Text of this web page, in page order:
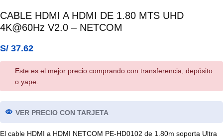
CABLE HDMI A HDMI DE 1.80 MTS UHD
4K@60Hz V2.0 – NETCOM
S/ 37.62
Este es el mejor precio comprando con transferencia, depósito
o yape.
VER PRECIO CON TARJETA
El cable HDMI a HDMI NETCOM PE-HD0102 de 1.80m soporta Ultra